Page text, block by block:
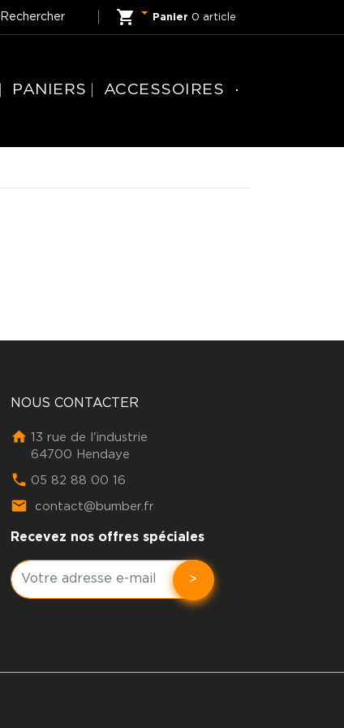
Rechercher  Panier 0 article
PANIERS ACCESSOIRES
NOUS CONTACTER
 13 rue de l'industrie
64700 Hendaye
 05 82 88 00 16
 contact@bumber.fr
Recevez nos offres spéciales
>